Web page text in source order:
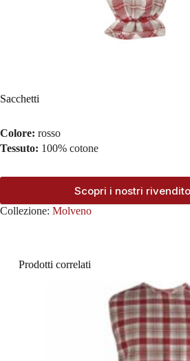
Sacchetti
Colore: rosso
Tessuto: 100% cotone
Scopri i nostri
Collezione: Molveno
Prodotti correlati